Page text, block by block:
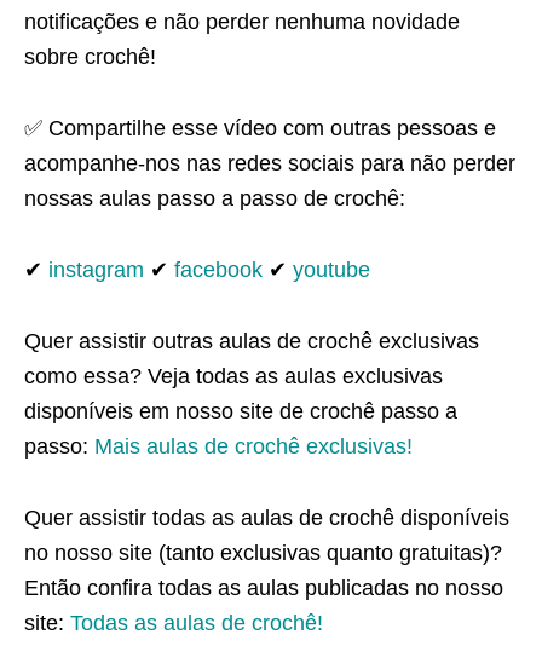
notificações e não perder nenhuma novidade
sobre crochê!
✅ Compartilhe esse vídeo com outras pessoas e
acompanhe-nos nas redes sociais para não perder
nossas aulas passo a passo de crochê:
✔ instagram ✔ facebook ✔ youtube
Quer assistir outras aulas de crochê exclusivas
como essa? Veja todas as aulas exclusivas
disponíveis em nosso site de crochê passo a
passo: Mais aulas de crochê exclusivas!
Quer assistir todas as aulas de crochê disponíveis
no nosso site (tanto exclusivas quanto gratuitas)?
Então confira todas as aulas publicadas no nosso
site: Todas as aulas de crochê!